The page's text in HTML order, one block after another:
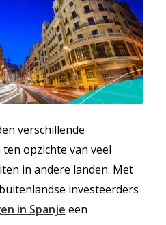
verschillende
opzichte van veel
in andere landen. Met
investeerders
in Spanje een